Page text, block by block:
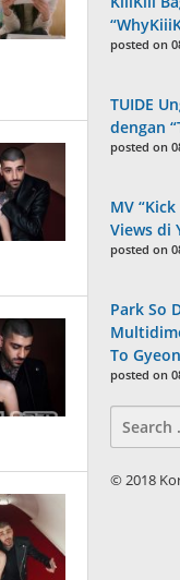
posted on
TUIDE
dengan
posted on
MV
Views di
posted on
Park So
To
posted on
for:
© 2018